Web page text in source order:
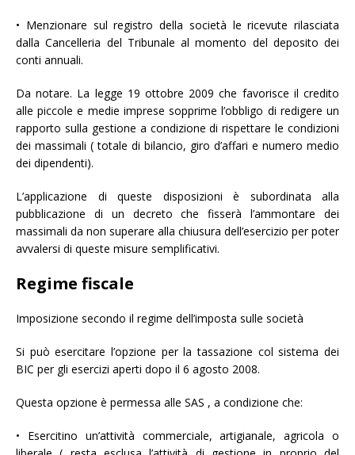
• Menzionare sul registro della società le ricevute rilasciata
dalla Cancelleria del Tribunale al momento del deposito dei
conti annuali.
Da notare. La legge 19 ottobre 2009 che favorisce il credito
alle piccole e medie imprese sopprime l’obbligo di redigere un
rapporto sulla gestione a condizione di rispettare le condizioni
dei massimali ( totale di bilancio, giro d’affari e numero medio
dei dipendenti).
L’applicazione di queste disposizioni è subordinata alla
pubblicazione di un decreto che fisserà l’ammontare dei
massimali da non superare alla chiusura dell’esercizio per poter
avvalersi di queste misure semplificativi.
Regime fiscale
Imposizione secondo il regime dell’imposta sulle società
Si può esercitare l’opzione per la tassazione col sistema dei
BIC per gli esercizi aperti dopo il 6 agosto 2008.
Questa opzione è permessa alle SAS , a condizione che:
• Esercitino un’attività commerciale, artigianale, agricola o